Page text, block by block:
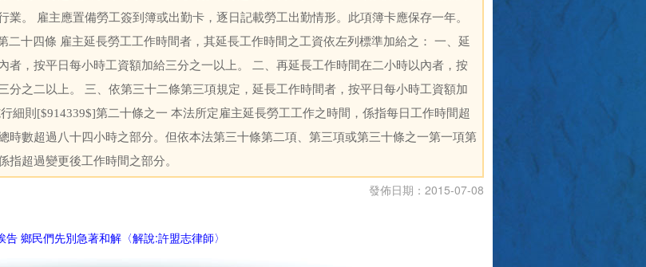
業。 雇主應置備勞工簽到簿或出勤卡，逐日記載勞工出勤情形。此項簿卡應保存一年。
二十四條 雇主延長勞工工作時間者，其延長工作時間之工資依左列標準加給之： 一、延
者，按平日每小時工資額加給三分之一以上。 二、再延長工作時間在二小時以內者，按
分之二以上。 三、依第三十二條第三項規定，延長工作時間者，按平日每小時工資額加
細則[$914339$]第二十條之一 本法所定雇主延長勞工工作之時間，係指每日工作時間超
時數超過八十四小時之部分。但依本法第三十條第二項、第三項或第三十條之一第一項第
指超過變更後工作時間之部分。
發佈日期：2015-07-08
告 鄉民們先別急著和解〈解說:許盟志律師〉